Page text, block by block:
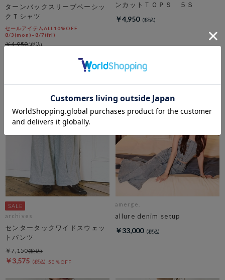
ターンバックスリーブベーシッ
クＴシャツ
セールアイテムALL10%OFF
8/3(mon)~8/7(fri)
￥4,950
ンカットＴＯＰＳ ５Ｓ
￥4,950
archives
センタータックワイドスウェッ
トパンツ
￥3,575 50％OFF
￥7,150
amerge.
allure denim setup
￥33,000